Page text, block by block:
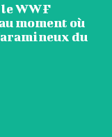
WWF
moment où
du